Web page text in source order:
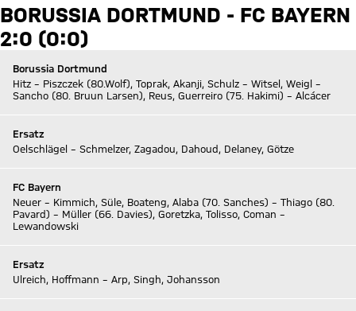
BORUSSIA DORTMUND - FC BAYERN
2:0 (0:0)
Borussia Dortmund
Hitz – Piszczek (80.Wolf), Toprak, Akanji, Schulz – Witsel, Weigl –
Sancho (80. Bruun Larsen), Reus, Guerreiro (75. Hakimi) – Alcácer
Ersatz
Oelschlägel – Schmelzer, Zagadou, Dahoud, Delaney, Götze
FC Bayern
Neuer – Kimmich, Süle, Boateng, Alaba (70. Sanches) – Thiago (80.
Pavard) – Müller (66. Davies), Goretzka, Tolisso, Coman –
Lewandowski
Ersatz
Ulreich, Hoffmann – Arp, Singh, Johansson